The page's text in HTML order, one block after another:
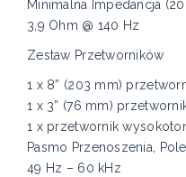
Minimalna Impedancja
3,9 Ohm @ 140 Hz
Zestaw Przetworników
1 x 8” (203 mm)
1 x 3” (76 mm)
1 x przetwornik
Pasmo Przenoszenia,
49 Hz – 60 kHz